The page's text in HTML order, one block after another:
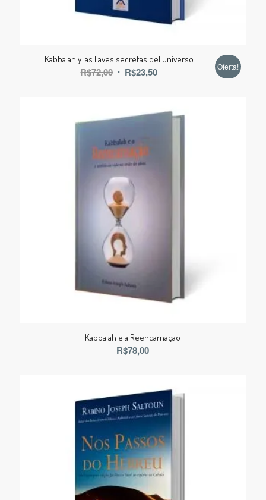
Kabbalah y las llaves secretas del universo
R$72,00 R$23,50 Oferta!
Kabbalah e a Reencarnação
R$78,00